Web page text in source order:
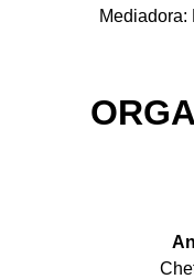
Mediadora: